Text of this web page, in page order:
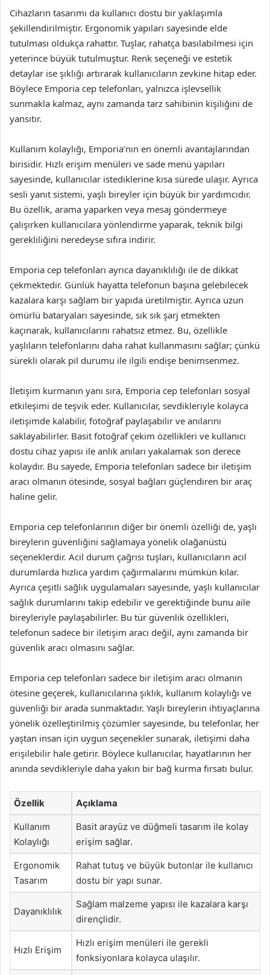
Cihazların tasarımı da kullanıcı dostu bir yaklaşımla
şekillendirilmiştir. Ergonomik yapıları sayesinde elde
tutulması oldukça rahattır. Tuşlar, rahatça basılabilmesi için
yeterince büyük tutulmuştur. Renk seçeneği ve estetik
detaylar ise şıklığı artırarak kullanıcıların zevkine hitap eder.
Böylece Emporia cep telefonları, yalnızca işlevsellik
sunmakla kalmaz, aynı zamanda tarz sahibinin kişiliğini de
yansıtır.
Kullanım kolaylığı, Emporia’nın en önemli avantajlarından
birisidir. Hızlı erişim menüleri ve sade menü yapıları
sayesinde, kullanıcılar istediklerine kısa sürede ulaşır. Ayrıca
sesli yanıt sistemi, yaşlı bireyler için büyük bir yardımcıdır.
Bu özellik, arama yaparken veya mesaj göndermeye
çalışırken kullanıcılara yönlendirme yaparak, teknik bilgi
gerekliliğini neredeyse sıfıra indirir.
Emporia cep telefonları ayrıca dayanıklılığı ile de dikkat
çekmektedir. Günlük hayatta telefonun başına gelebilecek
kazalara karşı sağlam bir yapıda üretilmiştir. Ayrıca uzun
ömürlü bataryaları sayesinde, sık sık şarj etmekten
kaçınarak, kullanıcılarını rahatsız etmez. Bu, özellikle
yaşlıların telefonlarını daha rahat kullanmasını sağlar; çünkü
sürekli olarak pil durumu ile ilgili endişe benimsenmez.
İletişim kurmanın yanı sıra, Emporia cep telefonları sosyal
etkileşimi de teşvik eder. Kullanıcılar, sevdikleriyle kolayca
iletişimde kalabilir, fotoğraf paylaşabilir ve anılarını
saklayabilirler. Basit fotoğraf çekim özellikleri ve kullanıcı
dostu cihaz yapısı ile anlık anıları yakalamak son derece
kolaydır. Bu sayede, Emporia telefonları sadece bir iletişim
aracı olmanın ötesinde, sosyal bağları güçlendiren bir araç
haline gelir.
Emporia cep telefonlarının diğer bir önemli özelliği de, yaşlı
bireylerin güvenliğini sağlamaya yönelik olağanüstü
seçeneklerdir. Acil durum çağrısı tuşları, kullanıcıların acil
durumlarda hızlıca yardım çağırmalarını mümkün kılar.
Ayrıca çeşitli sağlık uygulamaları sayesinde, yaşlı kullanıcılar
sağlık durumlarını takip edebilir ve gerektiğinde bunu aile
bireyleriyle paylaşabilirler. Bu tür güvenlik özellikleri,
telefonun sadece bir iletişim aracı değil, aynı zamanda bir
güvenlik aracı olmasını sağlar.
Emporia cep telefonları sadece bir iletişim aracı olmanın
ötesine geçerek, kullanıcılarına şıklık, kullanım kolaylığı ve
güvenliği bir arada sunmaktadır. Yaşlı bireylerin ihtiyaçlarına
yönelik özelleştirilmiş çözümler sayesinde, bu telefonlar, her
yaştan insan için uygun seçenekler sunarak, iletişimi daha
erişilebilir hale getirir. Böylece kullanıcılar, hayatlarının her
anında sevdikleriyle daha yakın bir bağ kurma fırsatı bulur.
Özellik Açıklama
Kullanım
Kolaylığı
Basit arayüz ve düğmeli tasarım ile kolay
erişim sağlar.
Ergonomik
Tasarım
Rahat tutuş ve büyük butonlar ile kullanıcı
dostu bir yapı sunar.
Dayanıklılık
Sağlam malzeme yapısı ile kazalara karşı
dirençlidir.
Hızlı Erişim
Hızlı erişim menüleri ile gerekli
fonksiyonlara kolayca ulaşılır.